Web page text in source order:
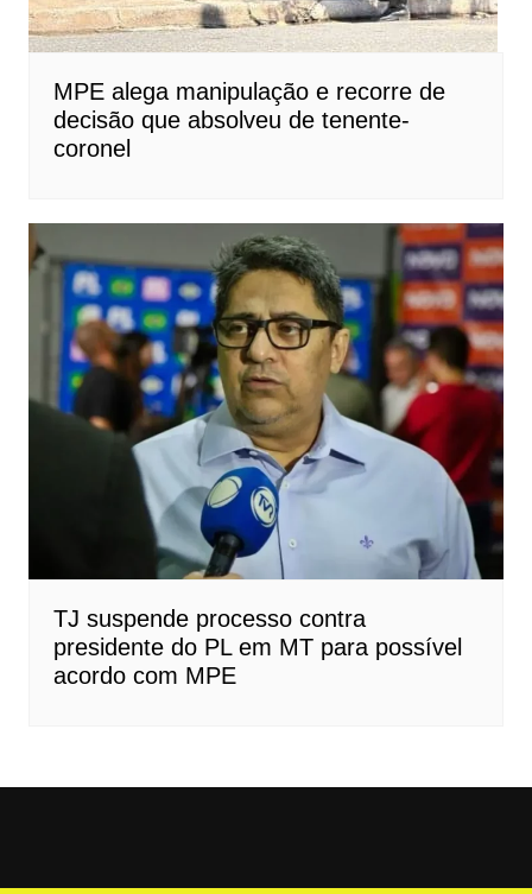
MPE alega manipulação e recorre de
decisão que absolveu de tenente-
coronel
TJ suspende processo contra
presidente do PL em MT para possível
acordo com MPE